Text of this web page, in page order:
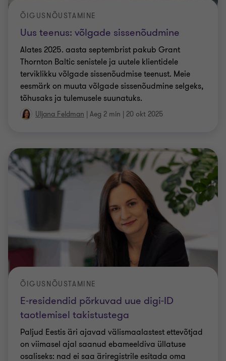
Uus teenus: võlgade sissenõudmine
ÕIGUSNÕUSTAMINE
Alates 2025. aasta septembrist pakub Grant
Thornton Baltic senistele ja uutele klientidele
terviklikku võlgade sissenõudmise teenust. Meie
eesmärk on muuta võlgade sissenõudmine selgeks,
tõhusaks ja tulemusele suunatuks.
Uljana Feldman | Aeg 2 min | 20 okt 2025
E-residendid põrkuvad uue digi-ID
taotlemisel takistustega
ÕIGUSNÕUSTAMINE
Paljud Eestis äri ajavad välismaalastest ettevõtjad
on viimasel ajal saanud ebameeldiva üllatuse
osaliseks: nad ei saa äriregistrile esitada oma